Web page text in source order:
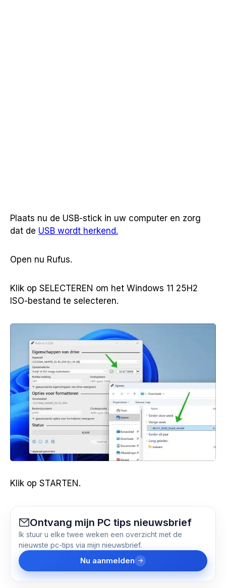
Plaats nu de USB-stick in uw computer en zorg
dat de USB wordt herkend.
Open nu Rufus.
Klik op SELECTEREN om het Windows 11 25H2
ISO-bestand te selecteren.
Klik op STARTEN.
Ontvang mijn PC tips nieuwsbrief
Ik stuur u elke twee weken een overzicht met de
nieuwste pc-tips via mijn nieuwsbrief.
Nu aanmelden